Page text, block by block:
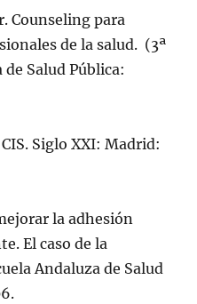
Counseling para
de la salud. (3ª
de Salud Pública:
Siglo XXI: Madrid:
la adhesión
El caso de la
Andaluza de Salud